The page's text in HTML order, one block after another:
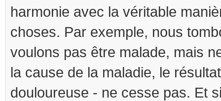
harmonie avec la véritable
choses. Par exemple, nous
voulons pas être malade, mais
la cause de la maladie, le
douloureuse - ne cesse pas. Et